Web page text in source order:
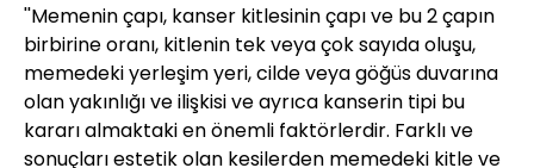
''Memenin çapı, kanser kitlesinin çapı ve bu 2 çapın
birbirine oranı, kitlenin tek veya çok sayıda oluşu,
memedeki yerleşim yeri, cilde veya göğüs duvarına
olan yakınlığı ve ilişkisi ve ayrıca kanserin tipi bu
kararı almaktaki en önemli faktörlerdir. Farklı ve
sonuçları estetik olan kesilerden memedeki kitle ve